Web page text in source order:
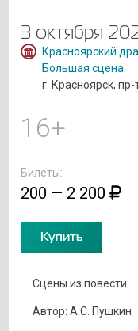
3 октября
Красноярский
Большая сцена
г. Красноярск,
16+
Билеты:
200 — 2 200
Купить
Сцены из повести
Автор: А.С. Пушкин